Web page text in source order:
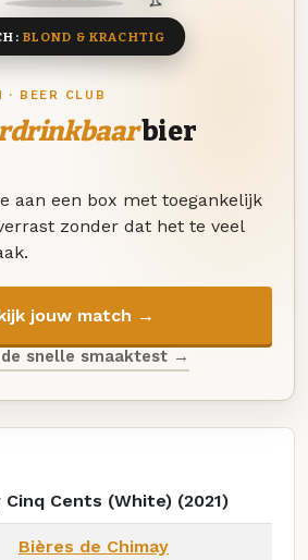
· BEER CLUB
bier
aan een box met toegankelijk
zonder dat het te veel
jouw match →
snelle smaaktest →
BLOND & KRACHTIG
Cinq Cents (White) (2021)
Bières de Chimay